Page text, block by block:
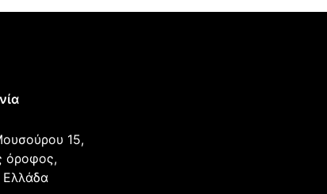
15,
όροφος,
Ελλάδα